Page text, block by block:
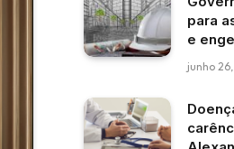
para
e
junho